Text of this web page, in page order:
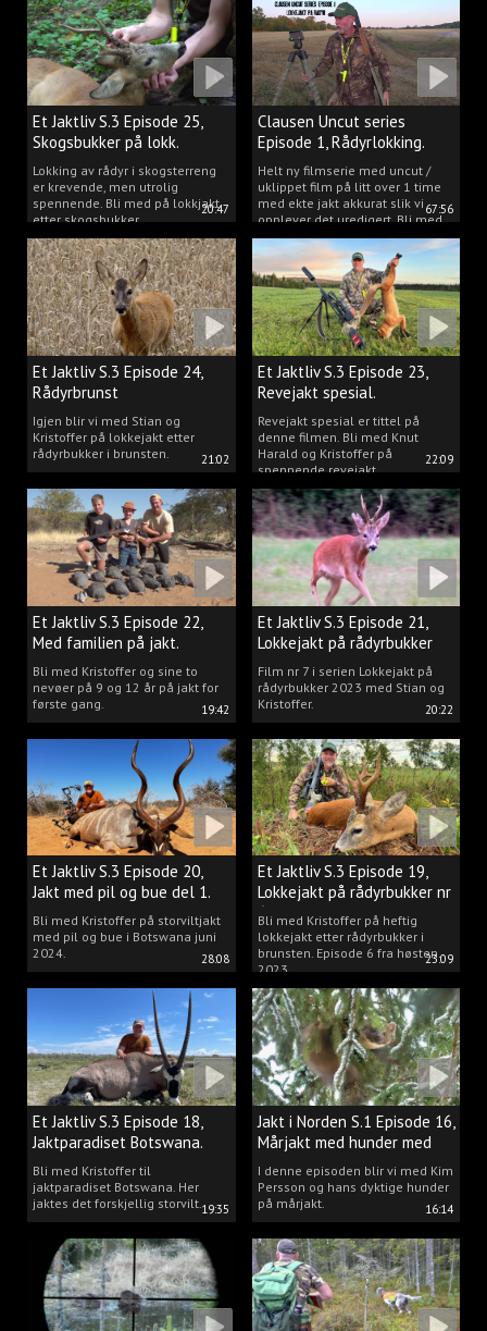
20:47
Et Jaktliv S.3 Episode 25,
Skogsbukker på lokk.
Lokking av rådyr i skogsterreng
er krevende, men utrolig
spennende. Bli med på lokkjakt
etter skogsbukker.
67:56
Clausen Uncut series
Episode 1, Rådyrlokking.
Helt ny filmserie med uncut /
uklippet film på litt over 1 time
med ekte jakt akkurat slik vi
opplever det uredigert. Bli med
Kristoffer og opplev akkurat det
vi gjør når vi er ute og lokker
rådyr.
21:02
Et Jaktliv S.3 Episode 24,
Rådyrbrunst
Igjen blir vi med Stian og
Kristoffer på lokkejakt etter
rådyrbukker i brunsten.
22:09
Et Jaktliv S.3 Episode 23,
Revejakt spesial.
Revejakt spesial er tittel på
denne filmen. Bli med Knut
Harald og Kristoffer på
spennende revejakt.
19:42
Et Jaktliv S.3 Episode 22,
Med familien på jakt.
Bli med Kristoffer og sine to
nevøer på 9 og 12 år på jakt for
første gang.
20:22
Et Jaktliv S.3 Episode 21,
Lokkejakt på rådyrbukker
med Stian og Kristoffer
Film nr 7 i serien Lokkejakt på
rådyrbukker 2023 med Stian og
Kristoffer.
28:08
Et Jaktliv S.3 Episode 20,
Jakt med pil og bue del 1.
Bli med Kristoffer på storviltjakt
med pil og bue i Botswana juni
2024.
23:09
Et Jaktliv S.3 Episode 19,
Lokkejakt på rådyrbukker nr
6
Bli med Kristoffer på heftig
lokkejakt etter rådyrbukker i
brunsten. Episode 6 fra høsten
2023.
19:35
Et Jaktliv S.3 Episode 18,
Jaktparadiset Botswana.
Bli med Kristoffer til
jaktparadiset Botswana. Her
jaktes det forskjellig storvilt.
16:14
Jakt i Norden S.1 Episode 16,
Mårjakt med hunder med
Kim Persson
I denne episoden blir vi med Kim
Persson og hans dyktige hunder
på mårjakt.